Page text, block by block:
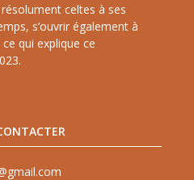
celtes à ses
s’ouvrir également à
qui explique ce